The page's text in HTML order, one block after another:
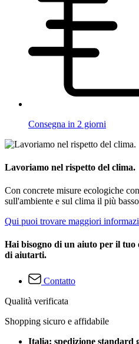
Consegna in 2 giorni
Lavoriamo nel rispetto del clima.
Con concrete misure ecologiche
sull'ambiente e sul clima il più
Qui puoi trovare maggiori
Hai bisogno di un aiuto per il tuo
di aiutarti.
Contatto
Qualità verificata
Shopping sicuro e affidabile
Italia: spedizione standard